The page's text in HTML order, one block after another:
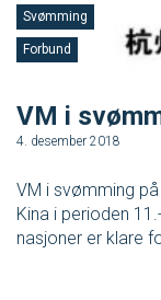
Forbund
Svømming
VM i
4. desember 2018
VM i svømming
Kina i perioden
nasjoner er klare